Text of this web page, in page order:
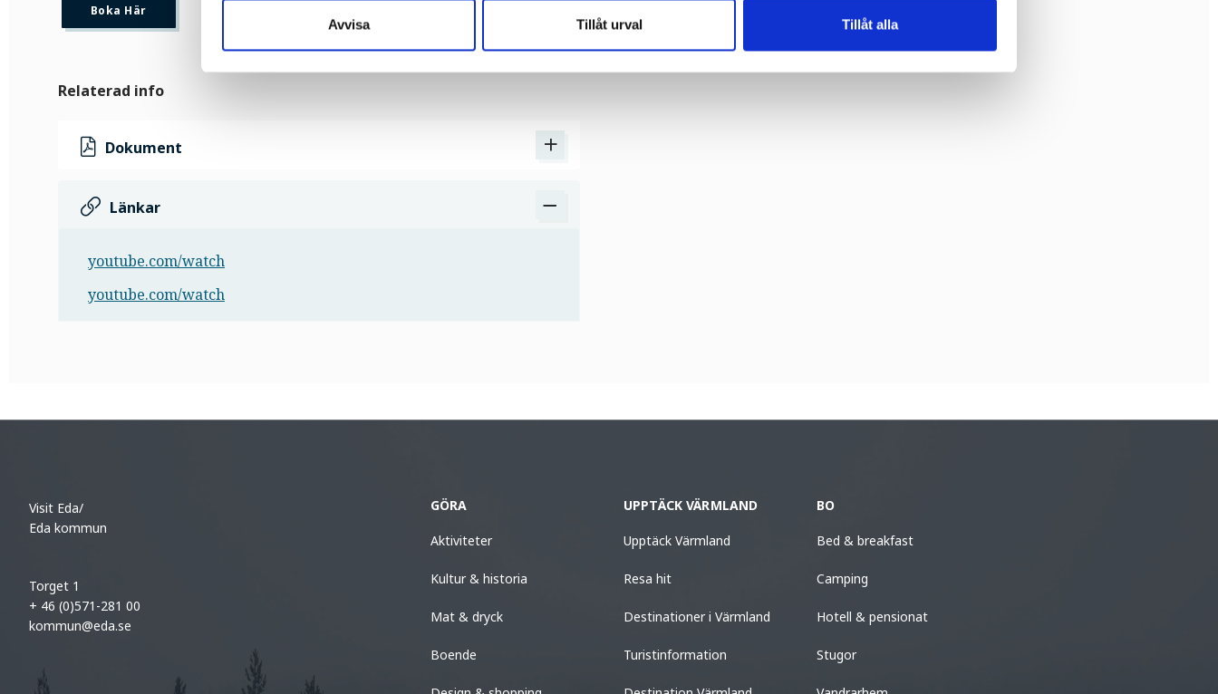
Avvisa Tillåt urval Tillåt alla
Boka Här
Relaterad info
Dokument
Länkar
youtube.com/watch
youtube.com/watch
Visit Eda/
Eda kommun
Torget 1
+ 46 (0)571-281 00
kommun@eda.se
GÖRA
Aktiviteter
Kultur & historia
Mat & dryck
Boende
UPPTÄCK VÄRMLAND
Upptäck Värmland
Resa hit
Destinationer i Värmland
Turistinformation
BO
Bed & breakfast
Camping
Hotell & pensionat
Stugor